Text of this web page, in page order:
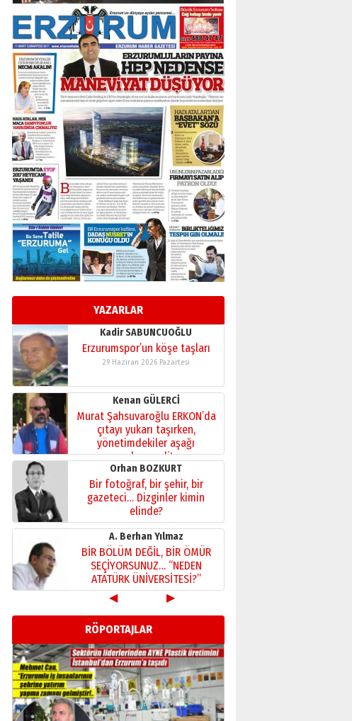
YAZARLAR
Bir fotoğraf, bir şehir, bir
gazeteci… Dizginler kimin
elinde?
31 Mart 2026 Salı
A. Berhan Yılmaz
BİR BÖLÜM DEĞİL, BİR ÖMÜR
SEÇİYORSUNUZ… “NEDEN
ATATÜRK ÜNİVERSİTESİ?”
28 Temmuz 2026 Salı
Ahmet Gökhan YAZICI
Ahmed Yesevi’den bir
Alperen… ”Reisimiz” idi…
Hakka yürüdü.!
26 Mart 2026 Perşembe
Cem Bakırcı
Ardında bıraktığı hatıralarıyla
gönül adamı Faruk Terzioğlu!
13 Mayıs 2026 Çarşamba
Esat BİNDESEN
Başkan Sekmen’den Erzurum’a
bir vizyon proje daha!
02 Ağustos 2026 Pazar
Kadir SABUNCUOĞLU
Erzurumspor’un köşe taşları
29 Haziran 2026 Pazartesi
Kenan GÜLERCİ
Murat Şahsuvaroğlu ERKON’da
çıtayı yukarı taşırken,
yönetimdekiler aşağı
çekmemeli!
17 Şubat 2026 SalıOrhan BOZKURT
Bir fotoğraf, bir şehir, bir
gazeteci… Dizginler kimin
elinde?
31 Mart 2026 Salı
A. Berhan Yılmaz
BİR BÖLÜM DEĞİL, BİR ÖMÜR
SEÇİYORSUNUZ… “NEDEN
ATATÜRK ÜNİVERSİTESİ?”
28 Temmuz 2026 Salı
Ahmet Gökhan YAZICI
Ahmed Yesevi’den bir
Alperen… ”Reisimiz” idi…
Hakka yürüdü.!
26 Mart 2026 Perşembe
Cem Bakırcı
Ardında bıraktığı hatıralarıyla
gönül adamı Faruk Terzioğlu!
13 Mayıs 2026 Çarşamba
◀ ▶
RÖPORTAJLAR